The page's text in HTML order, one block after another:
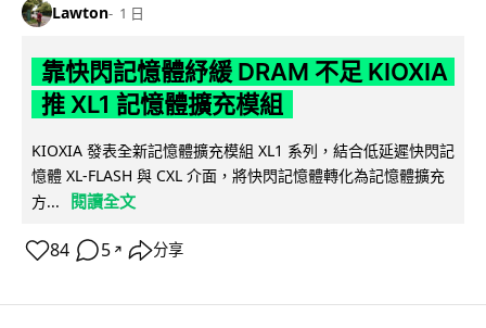
Lawton 1 日
靠快閃記憶體紓緩 DRAM 不足 KIOXIA
推 XL1 記憶體擴充模組
KIOXIA 發表全新記憶體擴充模組 XL1 系列，結合低延遲快閃記
憶體 XL-FLASH 與 CXL 介面，將快閃記憶體轉化為記憶體擴充
方...
閱讀全文
84 5 ↗ 分享